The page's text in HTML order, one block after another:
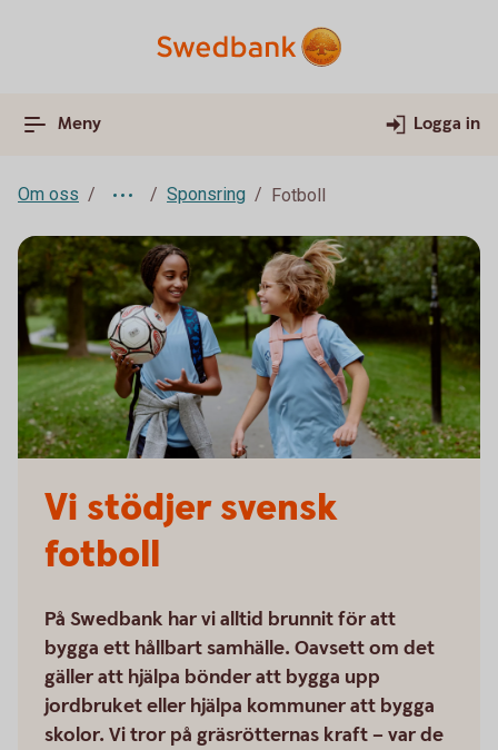
Meny Logga in
Om oss Sponsring Fotboll
Vi stödjer svensk
fotboll
På Swedbank har vi alltid brunnit för att
bygga ett hållbart samhälle. Oavsett om det
gäller att hjälpa bönder att bygga upp
jordbruket eller hjälpa kommuner att bygga
skolor. Vi tror på gräsrötternas kraft – var de